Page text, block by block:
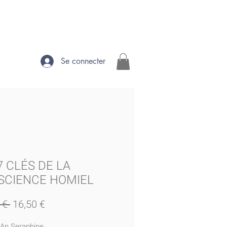
Se connecter
CLÉS DE LA
HOMIEL
€ Prix
16,50 €